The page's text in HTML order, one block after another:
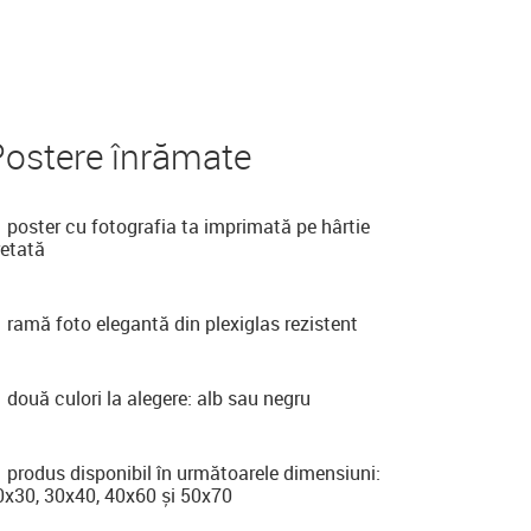
înrămate
poster cu fotografia ta imprimată pe hârtie
ramă foto elegantă din plexiglas rezistent
două culori la alegere: alb sau negru
produs disponibil în următoarele dimensiuni:
30x40, 40x60 și 50x70